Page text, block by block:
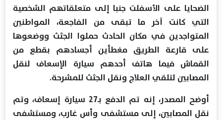
الضحايا على الأسفلت جنبا إلى متعلقاتهم الشخصية
التي كانت آخر ما تبقى من الفاجعة، المواطنين
المتواجدين في مكان الحادث حملوا الجثث ووضعوها
على قارعة الطريق مغطأين أجسادهم بقطع من
القماش فيما هاتف أحدهم سيارة الإسعاف لنقل
المصابين لتلقي العلاج ونقل الجثث للمشرحة.
أوضح المصدر، إنه تم الدفع بـ27 سيارة إسعاف، وتم
نقل المصابين، إلى مستشفى وأس غارب، ومستشفى